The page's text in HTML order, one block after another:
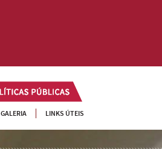
GALERIA LINKS ÚTEIS